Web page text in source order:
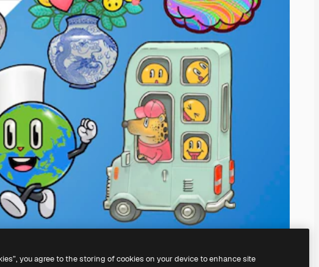
you agree to the storing of cookies on your device to enhance site